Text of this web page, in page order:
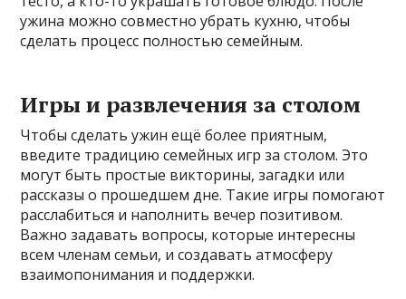
ужина можно совместно убрать кухню, чтобы
сделать процесс полностью семейным.
Игры и развлечения за столом
Чтобы сделать ужин ещё более приятным,
введите традицию семейных игр за столом. Это
могут быть простые викторины, загадки или
рассказы о прошедшем дне. Такие игры помогают
расслабиться и наполнить вечер позитивом.
Важно задавать вопросы, которые интересны
всем членам семьи, и создавать атмосферу
взаимопонимания и поддержки.